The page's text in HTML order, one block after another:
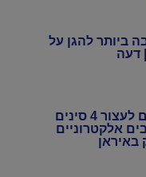
ביותר להגן על
דעה
בארה"ב פועלים לעצור 4 סינים
אלקטרוניים
באיראן